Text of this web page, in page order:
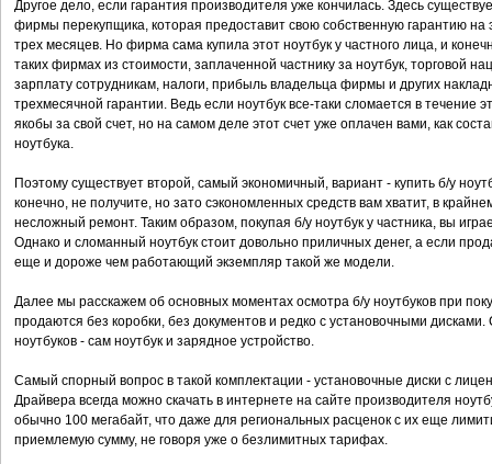
Другое дело, если гарантия производителя уже кончилась. Здесь
фирмы перекупщика, которая предоставит свою собственную гарантию
трех месяцев. Но фирма сама купила этот ноутбук у частного лица, и
таких фирмах из стоимости, заплаченной частнику за ноутбук, торговой
зарплату сотрудникам, налоги, прибыль владельца фирмы и других
трехмесячной гарантии. Ведь если ноутбук все-таки сломается в течение
якобы за свой счет, но на самом деле этот счет уже оплачен вами, как
ноутбука.
Поэтому существует второй, самый экономичный, вариант - купить б/у
конечно, не получите, но зато сэкономленных средств вам хватит, в
несложный ремонт. Таким образом, покупая б/у ноутбук у частника, вы
Однако и сломанный ноутбук стоит довольно приличных денег, а если
еще и дороже чем работающий экземпляр такой же модели.
Далее мы расскажем об основных моментах осмотра б/у ноутбуков при
продаются без коробки, без документов и редко с установочными
ноутбуков - сам ноутбук и зарядное устройство.
Самый спорный вопрос в такой комплектации - установочные диски с
Драйвера всегда можно скачать в интернете на сайте производителя
обычно 100 мегабайт, что даже для региональных расценок с их еще
приемлемую сумму, не говоря уже о безлимитных тарифах.